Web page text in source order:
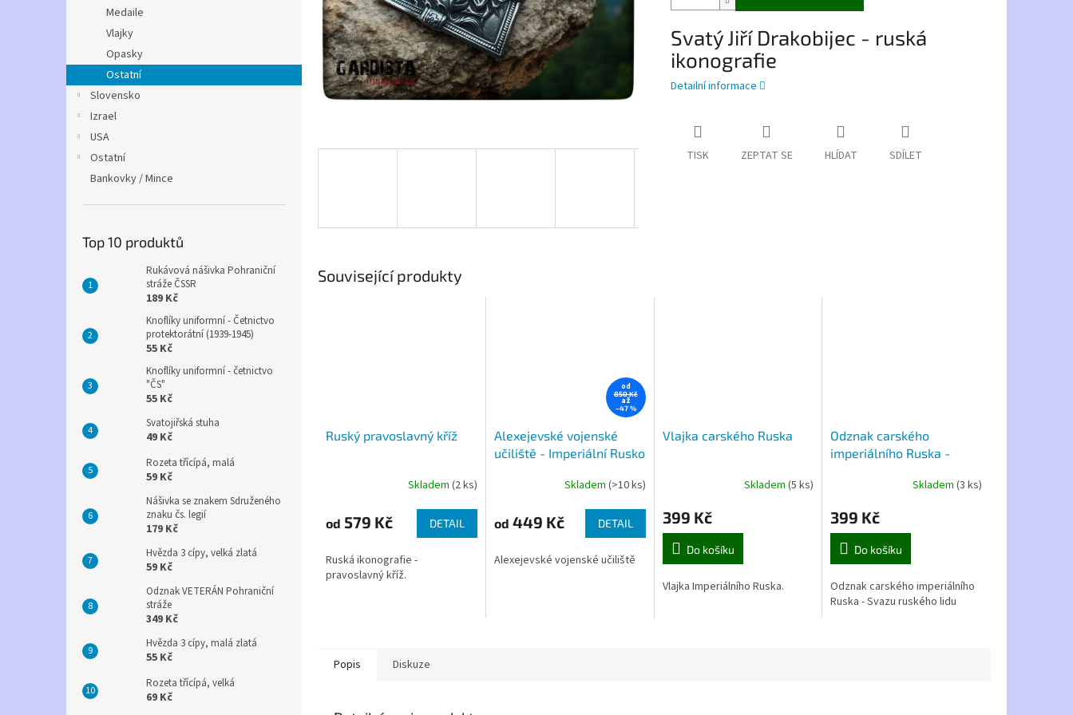
Medaile
Vlajky
Opasky
Ostatní
Slovensko
Izrael
USA
Ostatní
Bankovky / Mince
Top 10 produktů
Rukávová nášivka Pohraniční
stráže ČSSR
189 Kč
Knoflíky uniformní - Četnictvo
protektorátní (1939-1945)
55 Kč
Knoflíky uniformní - četnictvo
"ČS"
55 Kč
Svatojiřská stuha
49 Kč
Rozeta třícípá, malá
59 Kč
Nášivka se znakem Sdruženého
znaku čs. legií
179 Kč
Hvězda 3 cípy, velká zlatá
59 Kč
Odznak VETERÁN Pohraniční
stráže
349 Kč
Hvězda 3 cípy, malá zlatá
55 Kč
Rozeta třícípá, velká
69 Kč
Svatý Jiří Drakobijec - ruská
ikonografie
Detailní informace
TISK ZEPTAT SE HLÍDAT SDÍLET
Související produkty
Ruský pravoslavný kříž
Skladem (2 ks)
od 579 Kč DETAIL
Ruská ikonografie -
pravoslavný kříž.
od
850 Kč
až
–47 %
Alexejevské vojenské
učiliště - Imperiální Rusko
Skladem (>10 ks)
od 449 Kč DETAIL
Alexejevské vojenské učiliště
Vlajka carského Ruska
Skladem(5 ks)
399 Kč
Do košíku
Vlajka Imperiálního Ruska.
Odznak carského
imperiálního Ruska -
Skladem (3 ks)
399 Kč
Do košíku
Odznak carského imperiálního
Ruska - Svazu ruského lidu
Popis Diskuze